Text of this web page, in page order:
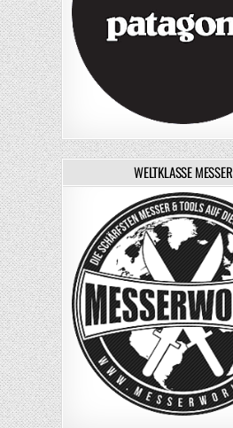
WELTKLASSE MESSER